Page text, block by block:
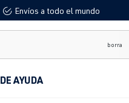
Envíos a todo el mundo
borra
AYUDA